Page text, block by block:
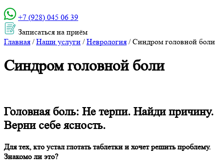
+7 (928) 045 06 39‬
Записаться на приём
Главная / Наши услуги / Неврология / Синдром головной боли
Синдром головной боли
Головная боль: Не терпи. Найди причину.
Верни себе ясность.
Для тех, кто устал глотать таблетки и хочет решить проблему.
Знакомо ли это?